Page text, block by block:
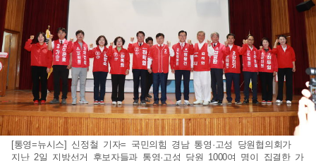
[통영=뉴시스] 신정철 기자= 국민의힘 경남 통영·고성 당원협의회가
지난 2일 지방선거 후보자들과 통영·고성 당원 1000여 명이 집결한 가